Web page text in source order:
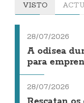
VISTO
28/07/2026
A odisea
para
28/07/2026